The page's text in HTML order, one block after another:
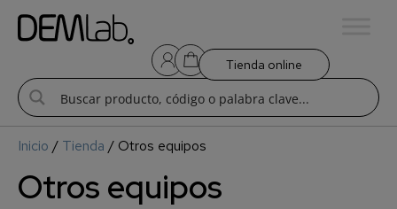
Tienda online
Inicio / Tienda / Otros equipos
Otros equipos